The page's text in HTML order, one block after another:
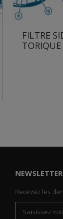
NUM 4 -
NEWSLETTER
Recevez les